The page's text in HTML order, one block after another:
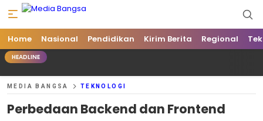
Media Bangsa
Portal Berita Nasional Terpercaya
Home Nasional Pendidikan Kirim Berita Regional
HEADLINE
MEDIA BANGSA TEKNOLOGI
Perbedaan Backend dan Frontend